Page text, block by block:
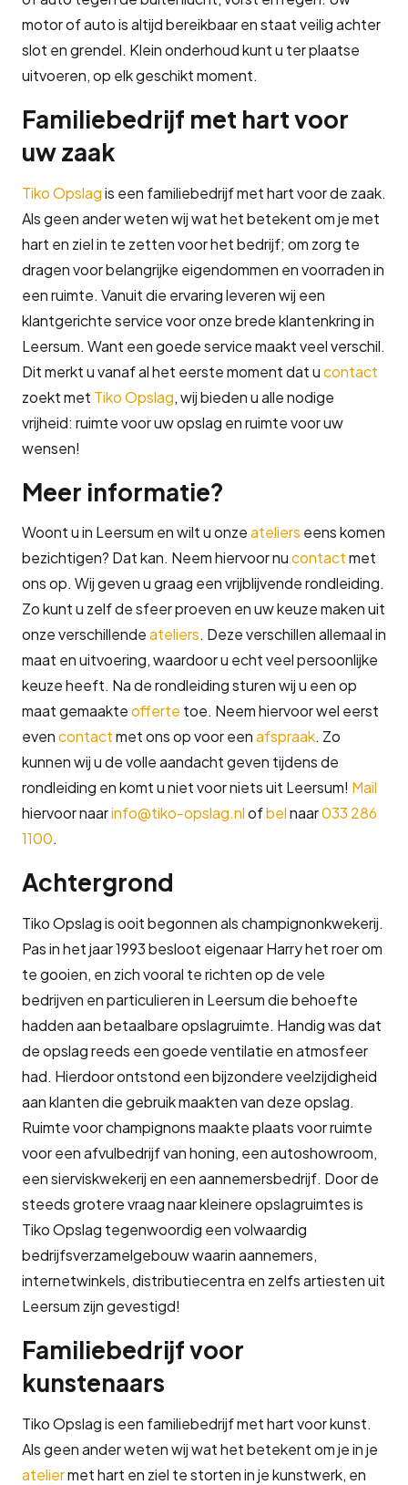
motor of auto is altijd bereikbaar en staat veilig achter
slot en grendel. Klein onderhoud kunt u ter plaatse
uitvoeren, op elk geschikt moment.
Familiebedrijf met hart voor
uw zaak
Tiko Opslagis een familiebedrijf met hart voor de zaak.
Als geen ander weten wij wat het betekent om je met
hart en ziel in te zetten voor het bedrijf; om zorg te
dragen voor belangrijke eigendommen en voorraden in
een ruimte. Vanuit die ervaring leveren wij een
klantgerichte service voor onze brede klantenkring in
Leersum. Want een goede service maakt veel verschil.
Dit merkt u vanaf al het eerste moment dat ucontact
zoekt met Tiko Opslag, wij bieden u alle nodige
vrijheid: ruimte voor uw opslag en ruimte voor uw
wensen!
Meer informatie?
Woont u in Leersum en wilt u onzeateliers eens komen
bezichtigen? Dat kan. Neem hiervoor nucontactmet
ons op. Wij geven u graag een vrijblijvende rondleiding.
Zo kunt u zelf de sfeer proeven en uw keuze maken uit
onze verschillendeateliers. Deze verschillen allemaal in
maat en uitvoering, waardoor u echt veel persoonlijke
keuze heeft. Na de rondleiding sturen wij u een op
maat gemaakteofferte toe. Neem hiervoor wel eerst
evencontactmet ons op voor eenafspraak. Zo
kunnen wij u de volle aandacht geven tijdens de
rondleiding en komt u niet voor niets uit Leersum! Mail
hiervoor naarinfo@tiko-opslag.nlofbelnaar033 286
1100.
Achtergrond
Tiko Opslag is ooit begonnen als champignonkwekerij.
Pas in het jaar 1993 besloot eigenaar Harry het roer om
te gooien, en zich vooral te richten op de vele
bedrijven en particulieren in Leersum die behoefte
hadden aan betaalbare opslagruimte. Handig was dat
de opslag reeds een goede ventilatie en atmosfeer
had. Hierdoor ontstond een bijzondere veelzijdigheid
aan klanten die gebruik maakten van deze opslag.
Ruimte voor champignons maakte plaats voor ruimte
voor een afvulbedrijf van honing, een autoshowroom,
een sierviskwekerij en een aannemersbedrijf. Door de
steeds grotere vraag naar kleinere opslagruimtes is
Tiko Opslag tegenwoordig een volwaardig
bedrijfsverzamelgebouw waarin aannemers,
internetwinkels, distributiecentra en zelfs artiesten uit
Leersum zijn gevestigd!
Familiebedrijf voor
kunstenaars
Tiko Opslag is een familiebedrijf met hart voor kunst.
Als geen ander weten wij wat het betekent om je in je
ateliermet hart en ziel te storten in je kunstwerk, en